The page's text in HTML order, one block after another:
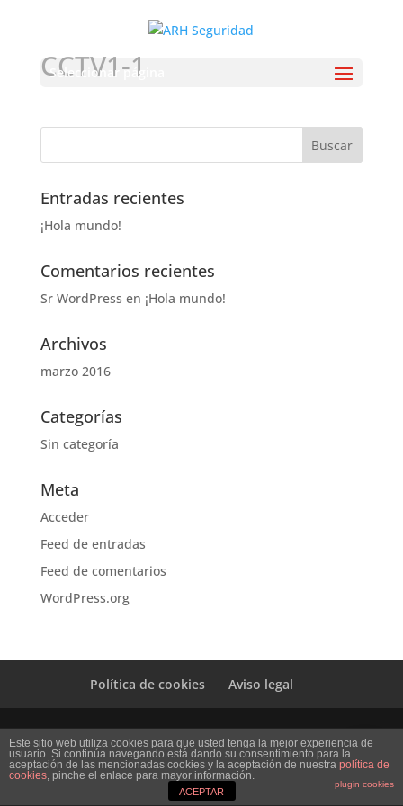
Seleccionar página
CCTV1-1
Entradas recientes
¡Hola mundo!
Comentarios recientes
Sr WordPress en ¡Hola mundo!
Archivos
marzo 2016
Categorías
Sin categoría
Meta
Acceder
Feed de entradas
Feed de comentarios
WordPress.org
Política de cookies Aviso legal
Diseño Web Mi empresa
Este sitio web utiliza cookies para que usted tenga la mejor experiencia de
usuario. Si continúa navegando está dando su consentimiento para la
aceptación de las mencionadas cookies y la aceptación de nuestra política de
cookies, pinche el enlace para mayor información.
plugin cookies
ACEPTAR